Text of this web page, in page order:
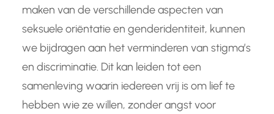
maken van de verschillende aspecten van
seksuele oriëntatie en genderidentiteit, kunnen
we bijdragen aan het verminderen van stigma’s
en discriminatie. Dit kan leiden tot een
samenleving waarin iedereen vrij is om lief te
hebben wie ze willen, zonder angst voor